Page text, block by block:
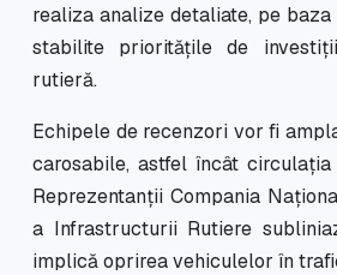
realiza analize detaliate, pe
stabilite prioritățile de
rutieră.
Echipele de recenzori vor fi
carosabile, astfel încât
Reprezentanții Compania
a Infrastructurii Rutiere
implică oprirea vehiculelor în